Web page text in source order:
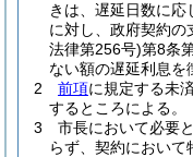
きは、遅延日数に
に対し、政府契約の
法律第256号)第8条
ない額の遅延利息を
2
前項に規定する未
するところによる。
3
市長において必要
らず、契約において